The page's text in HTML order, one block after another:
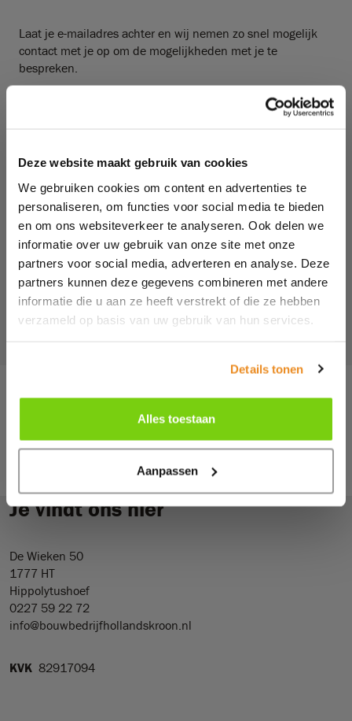
Deze website maakt gebruik van cookies
We gebruiken cookies om content en advertenties te
personaliseren, om functies voor social media te bieden
en om ons websiteverkeer te analyseren. Ook delen we
informatie over uw gebruik van onze site met onze
partners voor social media, adverteren en analyse. Deze
partners kunnen deze gegevens combineren met andere
informatie die u aan ze heeft verstrekt of die ze hebben
verzameld op basis van uw gebruik van hun services.
Details tonen
Alles toestaan
Aanpassen
Laat je e-mailadres achter en wij nemen zo snel mogelijk
contact met je op om de mogelijkheden met je te
bespreken.
Ik ga akkoord met deprivacyverklaring
Versturen
Deze site wordt beveiligd door reCAPTCHA. Hierop zijn de Google
Algemene voorwaardenvan toepassing.
Of volg ons op social media
Terug naar overzicht
Je vindt ons hier
De Wieken 50
1777 HT
Hippolytushoef
0227 59 22 72
info@bouwbedrijfhollandskroon.nl
KVK 82917094